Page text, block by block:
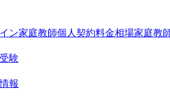
ン家庭教師個人契約料金相場家庭教
験
報